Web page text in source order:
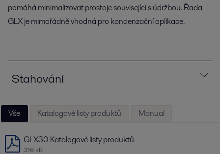
pomáhá minimalizovat prostoje související s údržbou. Řada
GLX je mimořádně vhodná pro kondenzační aplikace.
Stahování
Vše Katalogové listy produktů Manual
GLX30 Katalogové listy produktů
316 kB